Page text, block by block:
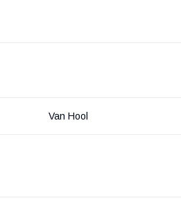
Van Hool